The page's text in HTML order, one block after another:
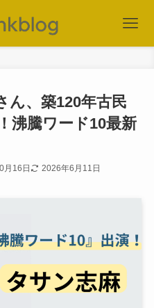
ん、築120年古民
沸騰ワード10最新
月16日 2026年6月11日